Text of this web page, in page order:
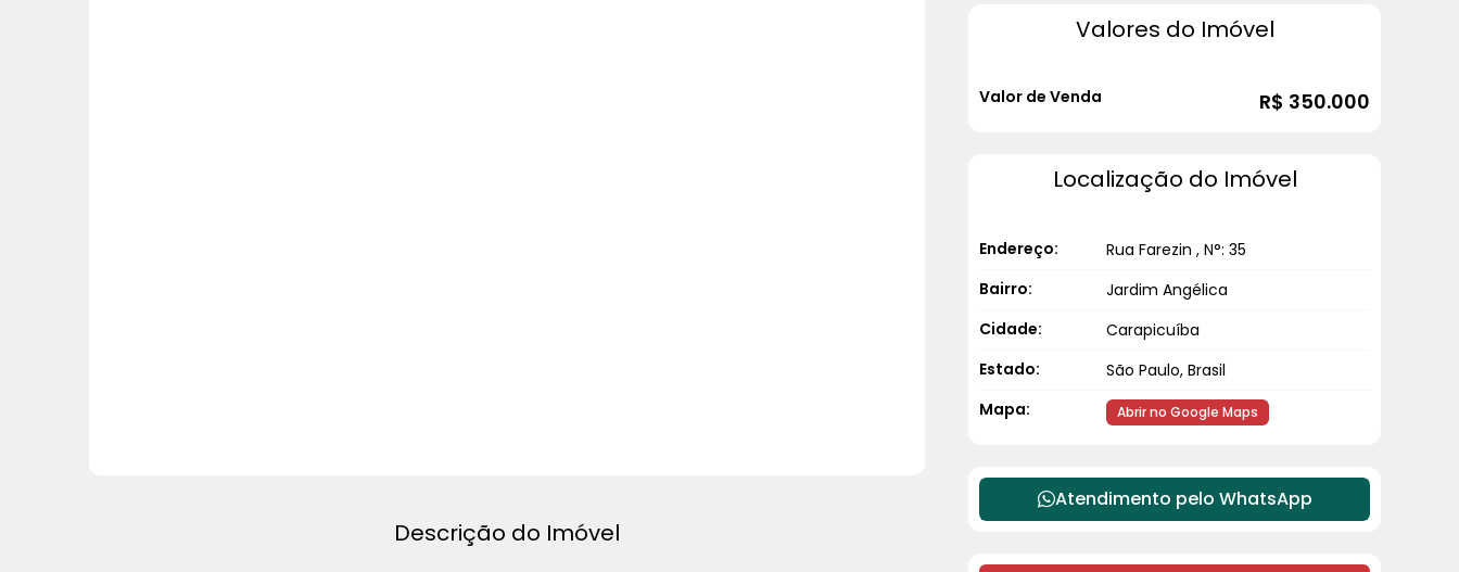
Descrição do Imóvel
Valores do Imóvel
R$ 350.000
Valor de Venda
Localização do Imóvel
Endereço: Rua Farezin , N°: 35
Bairro:
Jardim Angélica
Cidade:
Carapicuíba
Estado:
São Paulo, Brasil
Mapa:
Abrir no Google Maps
Atendimento pelo WhatsApp